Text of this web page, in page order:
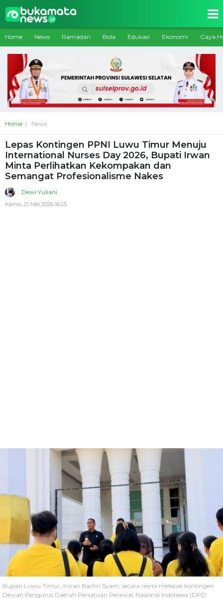
Home News Ramadan Bola Edukasi Ekonomi Gaya
Home News
Lepas Kontingen PPNI Luwu Timur Menuju
International Nurses Day 2026, Bupati Irwan
Minta Perlihatkan Kekompakan dan
Semangat Profesionalisme Nakes
Dewi Yuliani
Kamis, 21 Mei 2026 16:25
Bupati Luwu Timur, Irwan Bachri Syam, secara resmi melepas kontingen
Dewan Pengurus Daerah Persatuan Perawat Nasional Indonesia (DPD